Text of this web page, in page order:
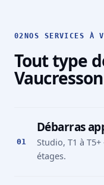
02 NOS SERVICES À
Tout type
Vaucresson
01
Débarras
Studio, T1 à
étages.